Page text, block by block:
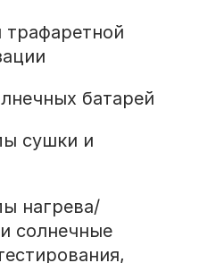
батарей
сушки и
нагрева/
солнечные